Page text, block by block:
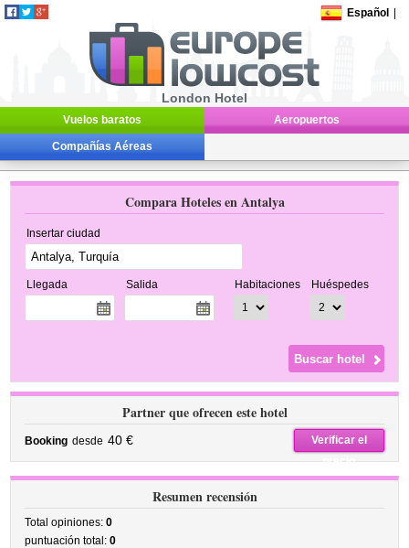
Español
London Hotel
Vuelos baratos Aeropuertos
Compañías Aéreas
Compara Hoteles en Antalya
Insertar ciudad
Llegada Salida Habitaciones Huéspedes
Partner que ofrecen este hotel
Booking desde 40 €
Verificar el
precio
Resumen recensión
Total opiniones:0
puntuación total:0